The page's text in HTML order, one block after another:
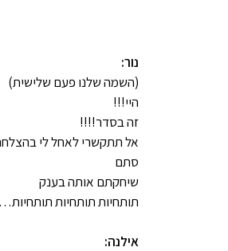
נור:
(השמה שלנו פעם שלישית)
היי!!!
זה בסדר!!!!
אל תתקשרי לאחל לי
סתם
שיחקתם אותה בענק
תותחיות תותחיות
אילנה: